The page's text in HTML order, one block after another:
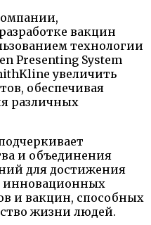
вакцин
технологии
Presenting System
увеличить
обеспечивая
различных
и объединения
для достижения
инновационных
и вакцин, способных
жизни людей.